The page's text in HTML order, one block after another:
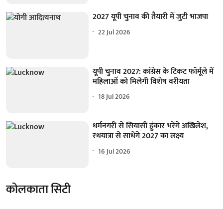
2027 यूपी चुनाव की तैयारी में जुटी भाजपा
22 Jul 2026
यूपी चुनाव 2027: कांग्रेस के टिकट फॉर्मूले में
महिलाओं को मिलेगी विशेष वरीयता
18 Jul 2026
धर्मनगरी से सियासी हुंकार भरेंगे अखिलेश,
रथयात्रा से साधेंगे 2027 का लक्ष्य
16 Jul 2026
कोलकाता सिटी